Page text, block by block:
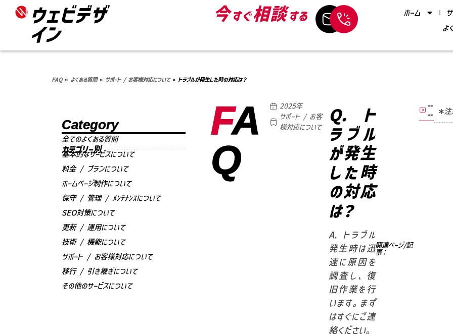
ウェビデザ
イン
今 すぐ相談 する ホーム
よ
FAQ» よくある質問» サポート / お客様対応について» トラブルが発生した時の対応は？
Category
全てのよくある質問
カテゴリー別
基本的なサービスについて
料金 / プランについて
ホームページ制作について
保守 / 管理 / ﾒﾝﾃﾅﾝｽについて
SEO対策について
更新 / 運用について
技術 / 機能について
サポート / お客様対応について
移行 / 引き継ぎについて
その他のサービスについて
FA
Q
2025年
サポート / お客
様対応について
Q. ト
ラブル
が発生
した時
の対応
は？
A. トラブル
発生時は迅
速に原因を
調査し、復
旧作業を行
います。まず
はすぐにご連
絡ください。
関連ページ/記
事：
--
--
注